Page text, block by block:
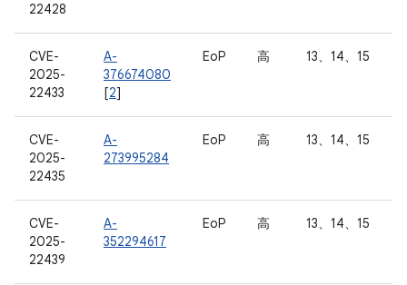
22428
CVE-
2025-
22433
A-
376674080
[2]
EoP 高 13、14、15
CVE-
2025-
22435
A-
273995284
EoP 高 13、14、15
CVE-
2025-
22439
A-
352294617
EoP 高 13、14、15